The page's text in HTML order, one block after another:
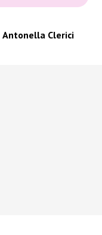
Antonella Clerici